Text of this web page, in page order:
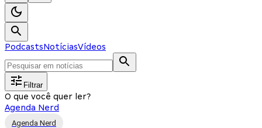
PodcastsNotíciasVídeos
Filtrar
O que você quer ler?
Agenda Nerd
Agenda Nerd